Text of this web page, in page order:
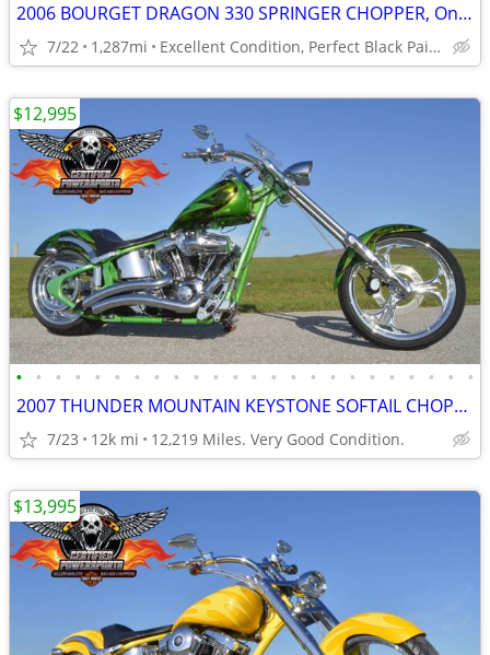
2006 BOURGET DRAGON 330 SPRINGER CHOPPER, Only 1,287 Miles
7/22 1,287mi Excellent Condition, Perfect Black Paint!
• • • • • • • • • • • • • • • • • • • • • • • •
2007 THUNDER MOUNTAIN KEYSTONE SOFTAIL CHOPPER 120ci SCREAMIN EAGLE
7/23 12k mi 12,219 Miles. Very Good Condition.
$12,995
$13,995